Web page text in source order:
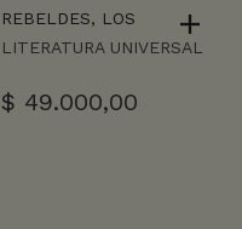
REBELDES, LOS
LITERATURA UNIVERSAL
$ 49.000,00